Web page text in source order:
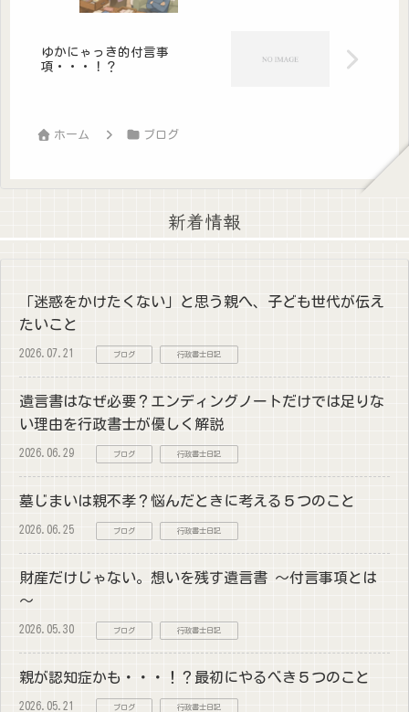
ゆかにゃっき的付言事
項・・・！？
ホーム ブログ
新着情報
「迷惑をかけたくない」と思う親へ、子ども世代が伝え
たいこと
2026.07.21 ブログ 行政書士日記
遺言書はなぜ必要？エンディングノートだけでは足りな
い理由を行政書士が優しく解説
2026.06.29 ブログ 行政書士日記
墓じまいは親不孝？悩んだときに考える５つのこと
2026.06.25 ブログ 行政書士日記
財産だけじゃない。想いを残す遺言書 ～付言事項とは
～
2026.05.30 ブログ 行政書士日記
親が認知症かも・・・！？最初にやるべき５つのこと
2026.05.21 ブログ 行政書士日記